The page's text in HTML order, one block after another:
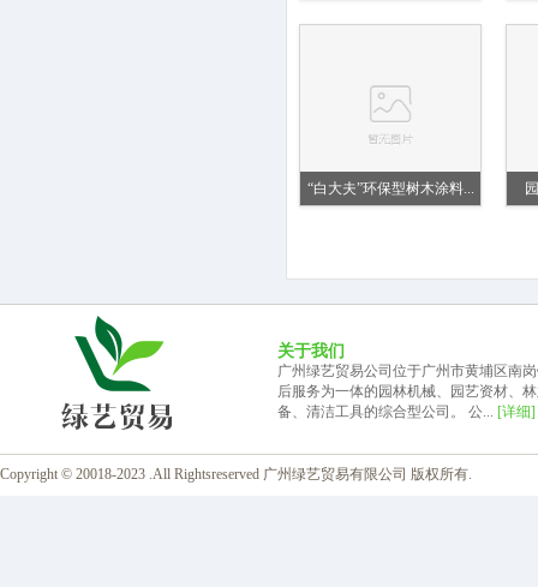
“白大夫”环保型树木涂料...
关于我们
广州绿艺贸易公司位于广州市黄埔区南
后服务为一体的园林机械、园艺资材、
备、清洁工具的综合型公司。 公... [详细]
Copyright © 20018-2023 .All Rightsreserved 广州绿艺贸易有限公司 版权所有.